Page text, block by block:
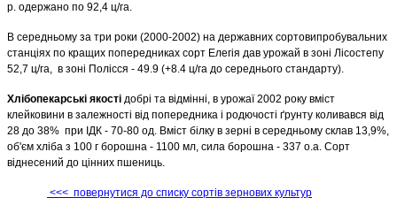
р. одержано по 92,4 ц/га.
В середньому за три роки (2000-2002) на державних сортовипробувальних
станціях по кращих попередниках сорт Елегія дав урожай в зоні Лісостепу
52,7 ц/га, в зоні Полісся - 49.9 (+8.4 ц/га до середнього стандарту).
Хлібопекарські якості добрі та відмінні, в урожаї 2002 року вміст
клейковини в залежності від попередника і родючості ґрунту коливався від
28 до 38% при ІДК - 70-80 од. Вміст білку в зерні в середньому склав 13,9%,
об'єм хліба з 100 г борошна - 1100 мл, сила борошна - 337 о.а. Сорт
віднесений до цінних пшениць.
<<< повернутися до списку сортів зернових культур